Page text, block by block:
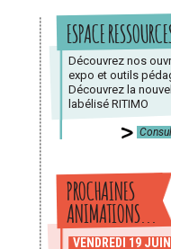
ESPACE
Découvrez nos
expo et outils
Découvrez la
labélisé RITIMO
PROCHAINES
ANIMATIONS...
VENDREDI 19 JUIN